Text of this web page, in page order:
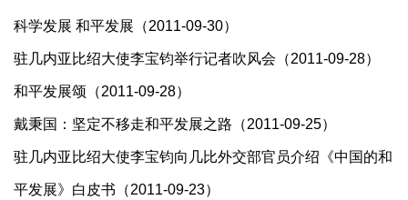
科学发展 和平发展（2011-09-30）
驻几内亚比绍大使李宝钧举行记者吹风会（2011-09-28）
和平发展颂（2011-09-28）
戴秉国：坚定不移走和平发展之路（2011-09-25）
驻几内亚比绍大使李宝钧向几比外交部官员介绍《中国的和
平发展》白皮书（2011-09-23）